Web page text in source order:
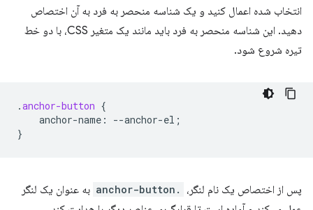
انتخاب شده اعمال کنید و یک شناسه منحصر به فرد به آن اختصاص
دهید. این شناسه منحصر به فرد باید مانند یک متغیر CSS، با دو خط
تیره شروع شود.
.anchor-button {
anchor-name : --anchor-el ;
}
پس از اختصاص یک نام لنگر، .anchor-button
به عنوان یک لنگر